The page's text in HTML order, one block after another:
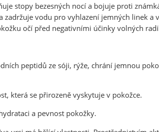
stopy bezesných nocí a bojuje proti
vodu pro vyhlazení jemných linek a
očí před negativními účinky volných
peptidů ze sóji, rýže, chrání jemnou
která se přirozeně vyskytuje v pokožce.
a pevnost pokožky.